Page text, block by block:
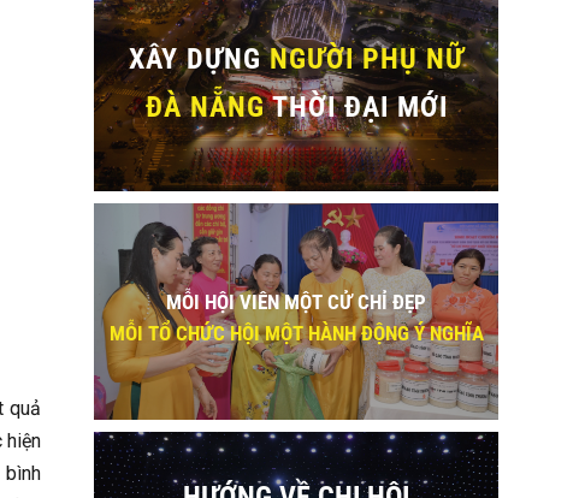
quả
hiện
bình
XÂY DỰNGNGƯỜI PHỤ NỮ
ĐÀ NẴNGTHỜI ĐẠI MỚI
MỖI HỘI VIÊN MỘT CỬ CHỈ ĐẸP
MỖI TỔ CHỨC HỘI MỘT HÀNH ĐỘNG Ý NGHĨA